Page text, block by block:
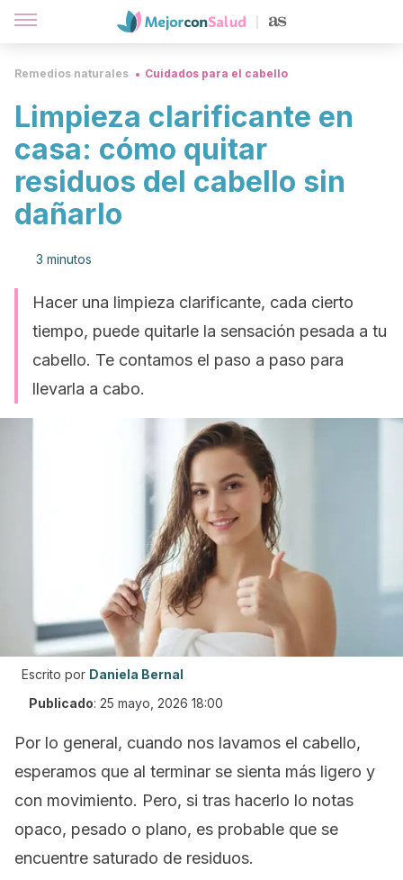
Remedios naturales Cuidados para el cabello
Limpieza clarificante en
casa: cómo quitar
residuos del cabello sin
dañarlo
3 minutos
Hacer una limpieza clarificante, cada cierto
tiempo, puede quitarle la sensación pesada a tu
cabello. Te contamos el paso a paso para
llevarla a cabo.
Escrito por Daniela Bernal
Publicado: 25 mayo, 2026 18:00
Por lo general, cuando nos lavamos el cabello,
esperamos que al terminar se sienta más ligero y
con movimiento. Pero, si tras hacerlo lo notas
opaco, pesado o plano, es probable que se
encuentre saturado de residuos.